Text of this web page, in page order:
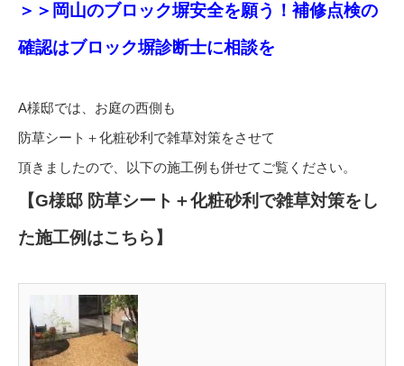
＞＞岡山のブロック塀安全を願う！補修点検の
確認はブロック塀診断士に相談を
A様邸では、お庭の西側も
防草シート＋化粧砂利で雑草対策をさせて
頂きましたので、以下の施工例も併せてご覧ください。
【G様邸 防草シート＋化粧砂利で雑草対策をし
た施工例はこちら】